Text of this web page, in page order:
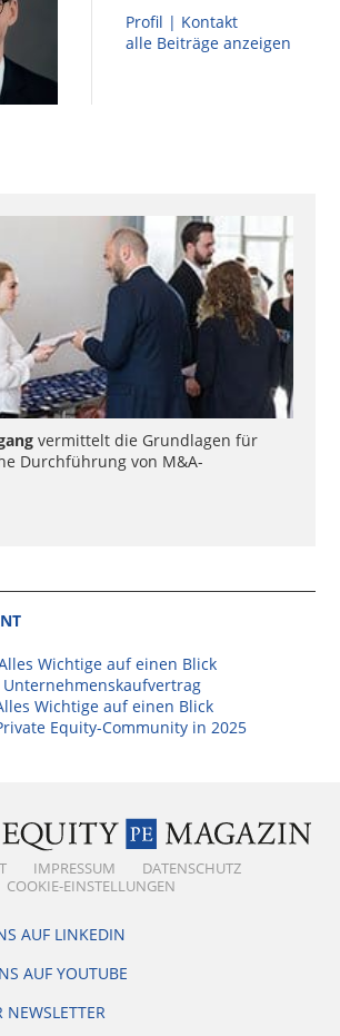
Profil | Kontakt
alle Beiträge anzeigen
vermittelt die Grundlagen für
Durchführung von M&A-
Wichtige auf einen Blick
Unternehmenskaufvertrag
Wichtige auf einen Blick
Equity-Community in 2025
IMPRESSUM
DATENSCHUTZ
COOKIE-EINSTELLUNGEN
AUF LINKEDIN
AUF YOUTUBE